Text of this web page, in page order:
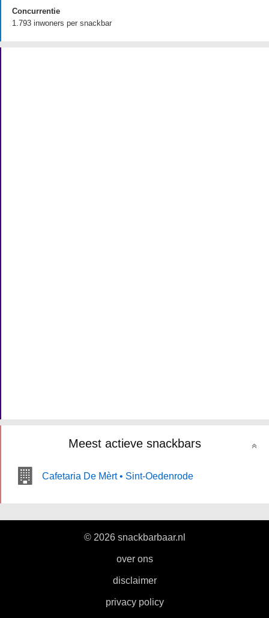
Concurrentie
1.793 inwoners per snackbar
Meest actieve snackbars
Cafetaria De Mèrt • Sint-Oedenrode
© 2026 snackbarbaar.nl
over ons
disclaimer
privacy policy